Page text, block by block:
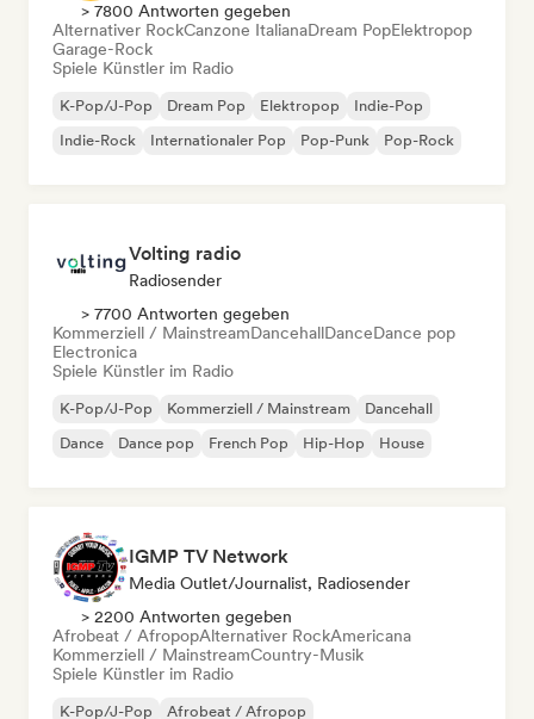
> 7800 Antworten gegeben
Alternativer RockCanzone ItalianaDream PopElektropop
Garage-Rock
Spiele Künstler im Radio
K-Pop/J-Pop Dream Pop Elektropop
Indie-Pop
Indie-Rock
Internationaler Pop Pop-Punk Pop-Rock
Volting radio
Radiosender
> 7700 Antworten gegeben
Kommerziell / MainstreamDancehallDanceDance pop
Electronica
Spiele Künstler im Radio
K-Pop/J-Pop Kommerziell / Mainstream
Dancehall
Dance
Dance pop French Pop Hip-Hop House
IGMP TV Network
Media Outlet/Journalist, Radiosender
> 2200 Antworten gegeben
Afrobeat / AfropopAlternativer RockAmericana
Kommerziell / MainstreamCountry-Musik
Spiele Künstler im Radio
K-Pop/J-Pop
Afrobeat / Afropop